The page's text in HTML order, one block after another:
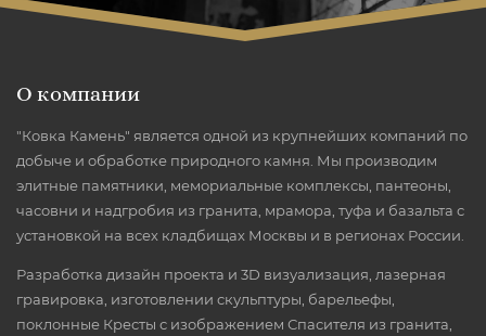
О компании
"Ковка Камень" является одной из крупнейших компаний по
добыче и обработке природного камня. Мы производим
элитные памятники, мемориальные комплексы, пантеоны,
часовни и надгробия из гранита, мрамора, туфа и базальта с
установкой на всех кладбищах Москвы и в регионах России.
Разработка дизайн проекта и 3D визуализация, лазерная
гравировка, изготовлении скульптуры, барельефы,
поклонные Кресты с изображением Спасителя из гранита,